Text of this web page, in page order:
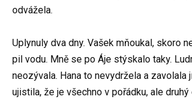
odvážela.
Uplynuly dva dny. Vašek mňoukal, skoro
pil vodu. Mně se po Áje stýskalo taky.
neozývala. Hana to nevydržela a zavolala
ujistila, že je všechno v pořádku, ale